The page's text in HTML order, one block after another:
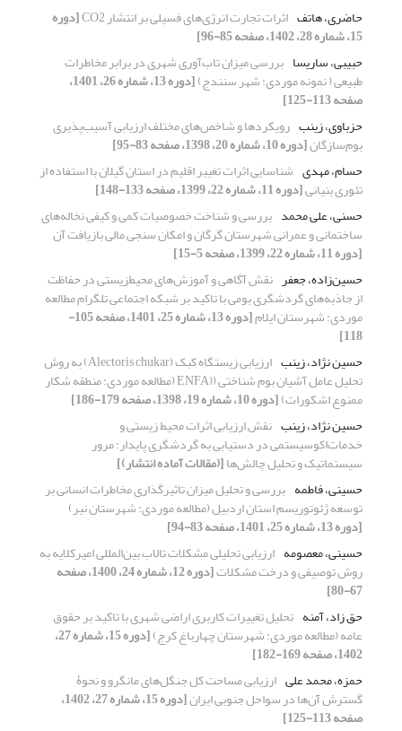
حاضری، هاتف اثرات تجارت انرژی‌های فسیلی بر انتشار CO2 [دوره
15، شماره 28، 1402، صفحه 85-96]
حبیبی، ساریسا بررسی میزان تاب‌آوری شهری در برابر مخاطرات
طبیعی ( نمونه موردی: شهر سنندج) [دوره 13، شماره 26، 1401،
صفحه 113-125]
حزباوی، زینب رویکردها و شاخص‌های مختلف ارزیابی آسیب‌پذیری
بوم‌سازگان[دوره 10، شماره 20، 1398، صفحه 83-95]
حسام، مهدی شناسایی اثرات تغییر اقلیم در استان گیلان با استفاده از
تئوری بنیانی[دوره 11، شماره 22، 1399، صفحه 133-148]
حسنی، علی محمد بررسی و شناخت خصوصیات کمی و کیفی نخاله‌‌های
ساختمانی و عمرانی شهرستان گرگان و امکان سنجی مالی بازیافت آن‌
[دوره 11، شماره 22، 1399، صفحه 5-15]
حسین‌‌زاده، جعفر نقش آگاهی و آموزش‌‌های محیط‌زیستی در حفاظت
از جاذبه‌‌های گردشگری بومی با تاکید بر شبکه اجتماعی تلگرام مطالعه
موردی: شهرستان ایلام [دوره 13، شماره 25، 1401، صفحه 105-
118]
حسین نژاد، زینب
ارزیابی زیستگاه کبک (Alectoris chukar) به روش
تحلیل عامل آشیان بوم شناختی ((ENFA (مطالعه موردی: منطقه شکار
ممنوع اشکورات)[دوره 10، شماره 19، 1398، صفحه 179-186]
حسین نژاد، زینب نقش ارزیابی اثرات محیط زیستی و
خدمات‌اکوسیستمی در دستیابی به گردشگری پایدار: مرور
سیستماتیک و تحلیل چالش‌ها[(مقالات آماده انتشار)]
حسینی، فاطمه بررسی و تحلیل میزان تاثیرگذاری مخاطرات انسانی بر
توسعه ژئوتوریسم استان اردبیل (مطالعه موردی: شهرستان نیر)
[دوره 13، شماره 25، 1401، صفحه 83-94]
حسینی، معصومه ارزیابی تحلیلی مشکلات تالاب بین‌‌المللی امیر‌‌کلایه به
روش توصیفی و درخت مشکلات [دوره 12، شماره 24، 1400، صفحه
67-80]
حق زاد، آمنه تحلیل تغییرات کاربری اراضی شهری با تاکید بر حقوق
عامه (مطالعه موردی:‌ شهرستان چهارباغ کرج) [دوره 15، شماره 27،
1402، صفحه 169-182]
حمزه، محمد علی ارزیابی مساحت کل جنگل‌های مانگرو و نحوۀ
گسترش آن‌ها در سواحل جنوبی ایران [دوره 15، شماره 27، 1402،
صفحه 113-125]